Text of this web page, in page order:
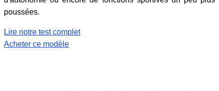
poussées.
Lire notre test complet
Acheter ce modèle